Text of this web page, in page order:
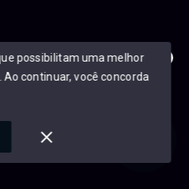
começa aqui. Como posso
Abreu Imóveis - Todos os
possibilitam uma melhor
Ao continuar, você concorda